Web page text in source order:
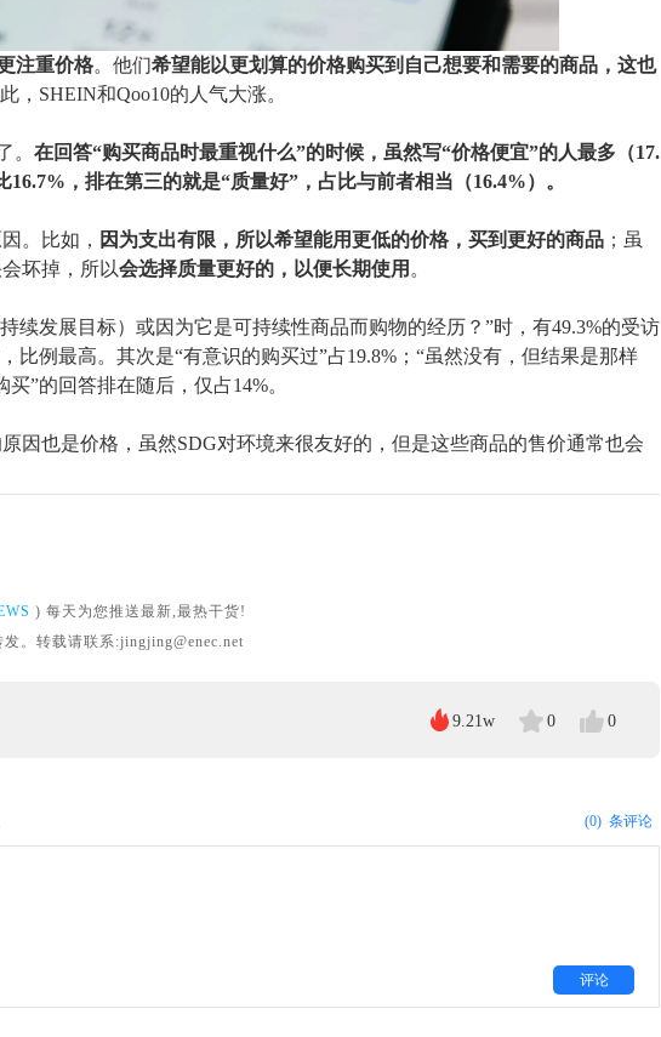
注重价格。他们希望能以更划算的价格购买到自己想要和需要的商品，这也
，SHEIN和Qoo10的人气大涨。
。 在回答“购买商品时最重视什么”的时候，虽然写“价格便宜”的人最多（17.
，排在第三的就是“质量好”，占比与前者相当（16.4%）。
。比如， 因为支出有限，所以希望能用更低的价格，买到更好的商品 ；虽
坏掉，所以会选择质量更好的，以便长期使用 。
续发展目标）或因为它是可持续性商品而购物的经历？”时，有49.3%的受访
比例最高。其次是“有意识的购买过”占19.8%；“虽然没有，但结果是那样
买”的回答排在随后，仅占14%。
因也是价格，虽然SDG对环境来很友好的，但是这些商品的售价通常也会
) 每天为您推送最新,最热干货!
。转载请联系:jingjing@enec.net
9.21w 0 0
(0) 条评论
评论